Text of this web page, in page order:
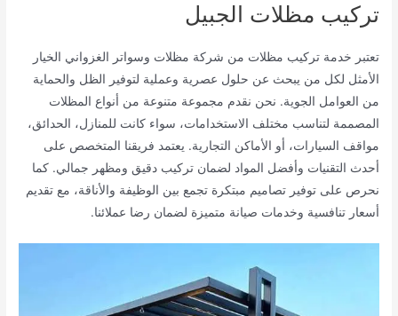
تركيب مظلات الجبيل
تعتبر خدمة تركيب مظلات من شركة مظلات وسواتر الغزواني الخيار
الأمثل لكل من يبحث عن حلول عصرية وعملية لتوفير الظل والحماية
من العوامل الجوية. نحن نقدم مجموعة متنوعة من أنواع المظلات
المصممة لتناسب مختلف الاستخدامات، سواء كانت للمنازل، الحدائق،
مواقف السيارات، أو الأماكن التجارية. يعتمد فريقنا المتخصص على
أحدث التقنيات وأفضل المواد لضمان تركيب دقيق ومظهر جمالي. كما
نحرص على توفير تصاميم مبتكرة تجمع بين الوظيفة والأناقة، مع تقديم
أسعار تنافسية وخدمات صيانة متميزة لضمان رضا عملائنا.